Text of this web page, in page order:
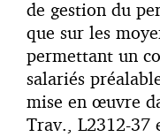
de gestion du
que sur les
permettant un
salariés
mise en œuvre
Trav., L2312-37